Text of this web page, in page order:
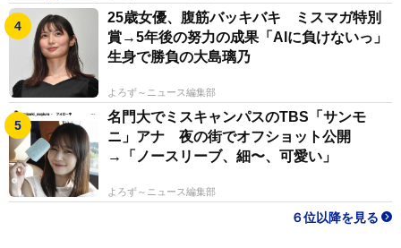
25歳女優、腹筋バッキバキ ミスマガ特別
賞→5年後の努力の成果「AIに負けないっ」
生身で勝負の大島璃乃
よろず～ニュース編集部
名門大でミスキャンパスのTBS「サンモ
ニ」アナ 夜の街でオフショット公開
→「ノースリーブ、細〜、可愛い」
よろず～ニュース編集部
６位以降を見る